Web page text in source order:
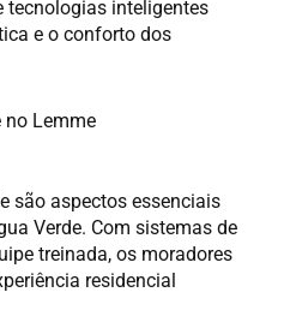
tecnologias inteligentes
e o conforto dos
no Lemme
são aspectos essenciais
Verde. Com sistemas de
treinada, os moradores
residencial